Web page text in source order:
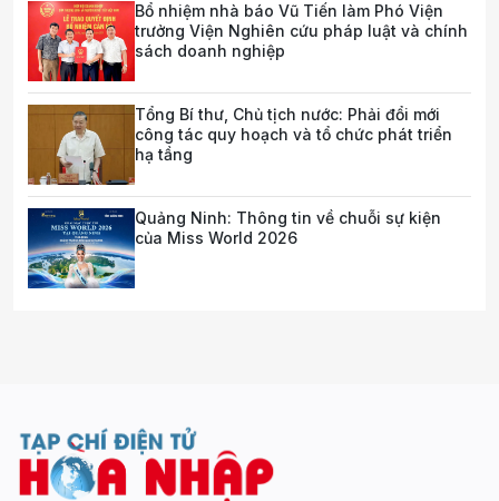
Bổ nhiệm nhà báo Vũ Tiến làm Phó Viện
trưởng Viện Nghiên cứu pháp luật và chính
sách doanh nghiệp
Tổng Bí thư, Chủ tịch nước: Phải đổi mới
công tác quy hoạch và tổ chức phát triển
hạ tầng
Quảng Ninh: Thông tin về chuỗi sự kiện
của Miss World 2026